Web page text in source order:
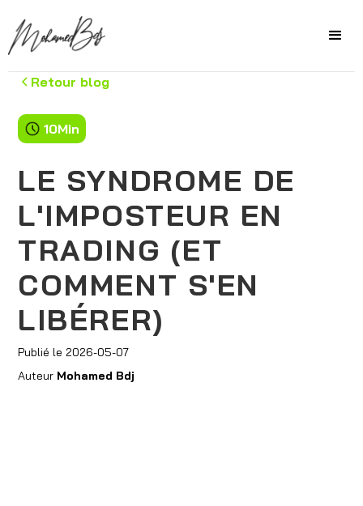
Retour blog
10Min
LE SYNDROME DE
L'IMPOSTEUR EN
TRADING (ET
COMMENT S'EN
LIBÉRER)
Publié le 2026-05-07
Auteur Mohamed Bdj